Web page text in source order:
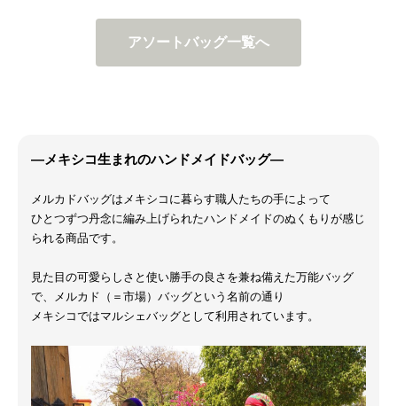
アソートバッグ一覧へ
―メキシコ生まれのハンドメイドバッグ―
メルカドバッグはメキシコに暮らす職人たちの手によって
ひとつずつ丹念に編み上げられたハンドメイドのぬくもりが感じ
られる商品です。
見た目の可愛らしさと使い勝手の良さを兼ね備えた万能バッグ
で、メルカド（＝市場）バッグという名前の通り
メキシコではマルシェバッグとして利用されています。